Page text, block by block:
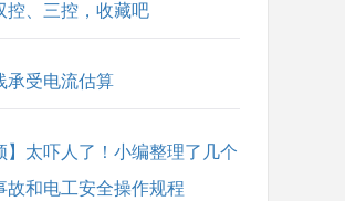
控、三控，收藏吧
承受电流估算
】太吓人了！小编整理了几个
故和电工安全操作规程